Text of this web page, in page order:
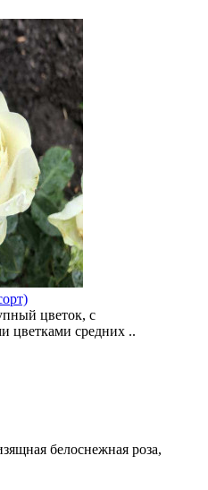
цветок, с
цветками средних ..
белоснежная роза,